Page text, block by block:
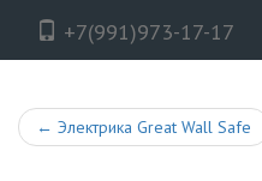
+7(991)973-17-17
← Электрика Great Wall Safe